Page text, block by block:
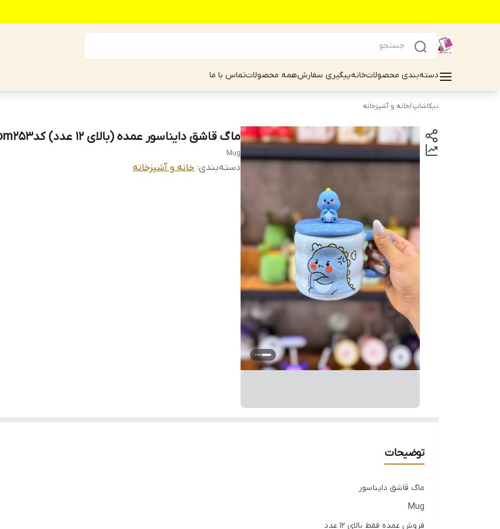
دسته‌بندی محصولاتخانهپیگیری سفارشهمه محصولاتتماس با ما
نیکاشاپ/خانه و آشپزخانه
ماگ قاشق دایناسور عمده (بالای ۱2 عدد) کدom253
Mug
دسته‌بندی: خانه و آشپزخانه
توضیحات
ماگ قاشق دایناسور
Mug
فروش عمده فقط بالای 12 عدد